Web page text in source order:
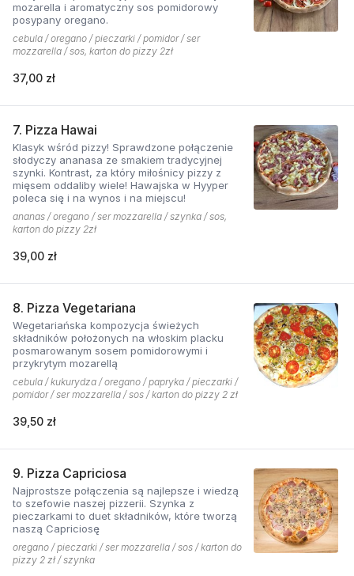
mozarella i aromatyczny sos pomidorowy
posypany oregano.
cebula / oregano / pieczarki / pomidor / ser
mozzarella / sos, karton do pizzy 2zł
37,00 zł
7. Pizza Hawai
Klasyk wśród pizzy! Sprawdzone połączenie
słodyczy ananasa ze smakiem tradycyjnej
szynki. Kontrast, za który miłośnicy pizzy z
mięsem oddaliby wiele! Hawajska w Hyyper
poleca się i na wynos i na miejscu!
ananas / oregano / ser mozzarella / szynka / sos,
karton do pizzy 2zł
39,00 zł
8. Pizza Vegetariana
Wegetariańska kompozycja świeżych
składników położonych na włoskim placku
posmarowanym sosem pomidorowymi i
przykrytym mozarellą
cebula / kukurydza / oregano / papryka / pieczarki /
pomidor / ser mozzarella / sos / karton do pizzy 2 zł
39,50 zł
9. Pizza Capriciosa
Najprostsze połączenia są najlepsze i wiedzą
to szefowie naszej pizzerii. Szynka z
pieczarkami to duet składników, które tworzą
naszą Capriciosę
oregano / pieczarki / ser mozzarella / sos / karton do
pizzy 2 zł / szynka